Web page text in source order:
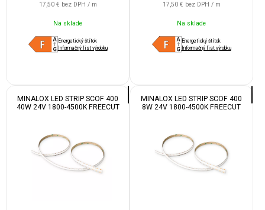
17,50 € bez DPH / m
Na sklade
Energetický štítok
Informačný list výrobku
17,50 € bez DPH / m
Na sklade
Energetický štítok
Informačný list výrobku
MINALOX LED STRIP SCOF 400
40W 24V 1800-4500K FREECUT
MINALOX LED STRIP SCOF 400
8W 24V 1800-4500K FREECUT